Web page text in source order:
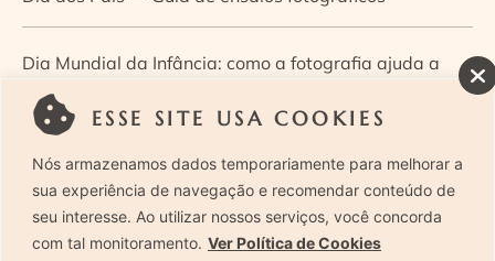
ESSE SITE USA COOKIES
Nós armazenamos dados temporariamente para melhorar a
sua experiência de navegação e recomendar conteúdo de
seu interesse. Ao utilizar nossos serviços, você concorda
com tal monitoramento. Ver Política de Cookies
Dia Mundial da Infância: como a fotografia ajuda a
construir a memória e a identidade da criança
Diário de uma grávida e sua pequena
Dica de especialista: como otimizar o fluxo de trabalho